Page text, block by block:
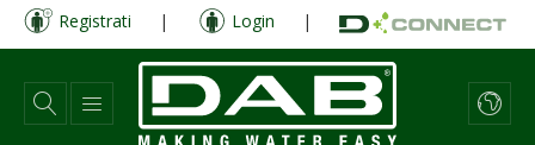
Salta
contenuto
principale
Registrati | Login |